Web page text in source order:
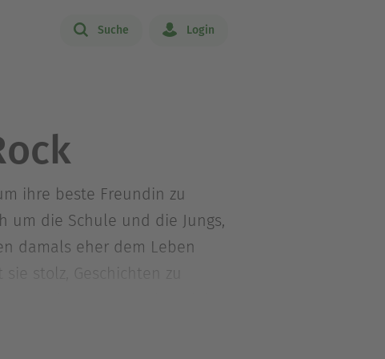
Suche Login
ihre beste Freundin zu
um die Schule und die Jungs,
damals eher dem Leben
stolz, Geschichten zu
und historische